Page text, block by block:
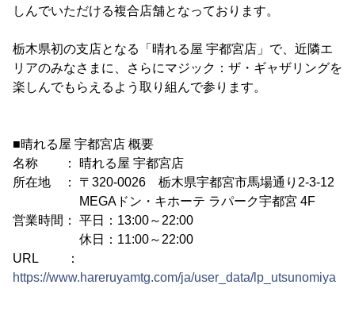
しんでいただける複合店舗となっております。
栃木県初の支店となる「晴れる屋 宇都宮店」で、近隣エ
リアのみなさまに、さらにマジック：ザ・ギャザリングを
楽しんでもらえるよう取り組んで参ります。
■晴れる屋 宇都宮店 概要
名称 ： 晴れる屋 宇都宮店
所在地 ： 〒320-0026 栃木県宇都宮市馬場通り2-3-12
MEGAドン・キホーテ ラパーク宇都宮 4F
営業時間： 平日：13:00～22:00
休日：11:00～22:00
URL ：
https://www.hareruyamtg.com/ja/user_data/lp_utsunomiya